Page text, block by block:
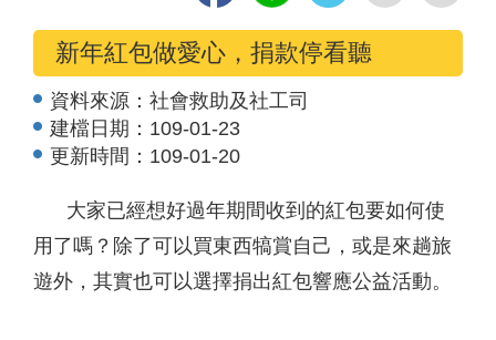
新年紅包做愛心，捐款停看聽
資料來源： 社會救助及社工司
建檔日期： 109-01-23
更新時間： 109-01-20
大家已經想好過年期間收到的紅包要如何使
用了嗎？除了可以買東西犒賞自己，或是來趟旅
遊外，其實也可以選擇捐出紅包響應公益活動。